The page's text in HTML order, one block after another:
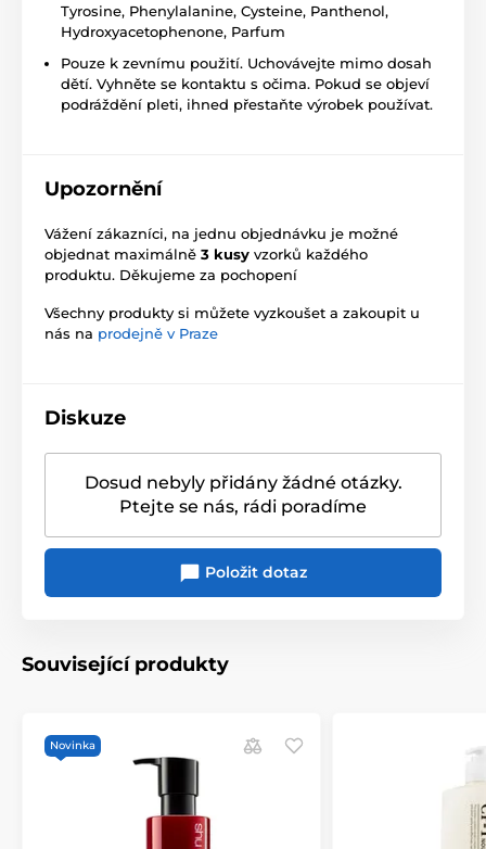
Tyrosine, Phenylalanine, Cysteine, Panthenol,
Hydroxyacetophenone, Parfum
Pouze k zevnímu použití. Uchovávejte mimo dosah
dětí. Vyhněte se kontaktu s očima. Pokud se objeví
podráždění pleti, ihned přestaňte výrobek používat.
Upozornění
Vážení zákazníci, na jednu objednávku je možné
objednat maximálně 3 kusy vzorků každého
produktu. Děkujeme za pochopení
Všechny produkty si můžete vyzkoušet a zakoupit u
nás na prodejně v Praze
Diskuze
Dosud nebyly přidány žádné otázky.
Ptejte se nás, rádi poradíme
Položit dotaz
Související produkty
Novinka